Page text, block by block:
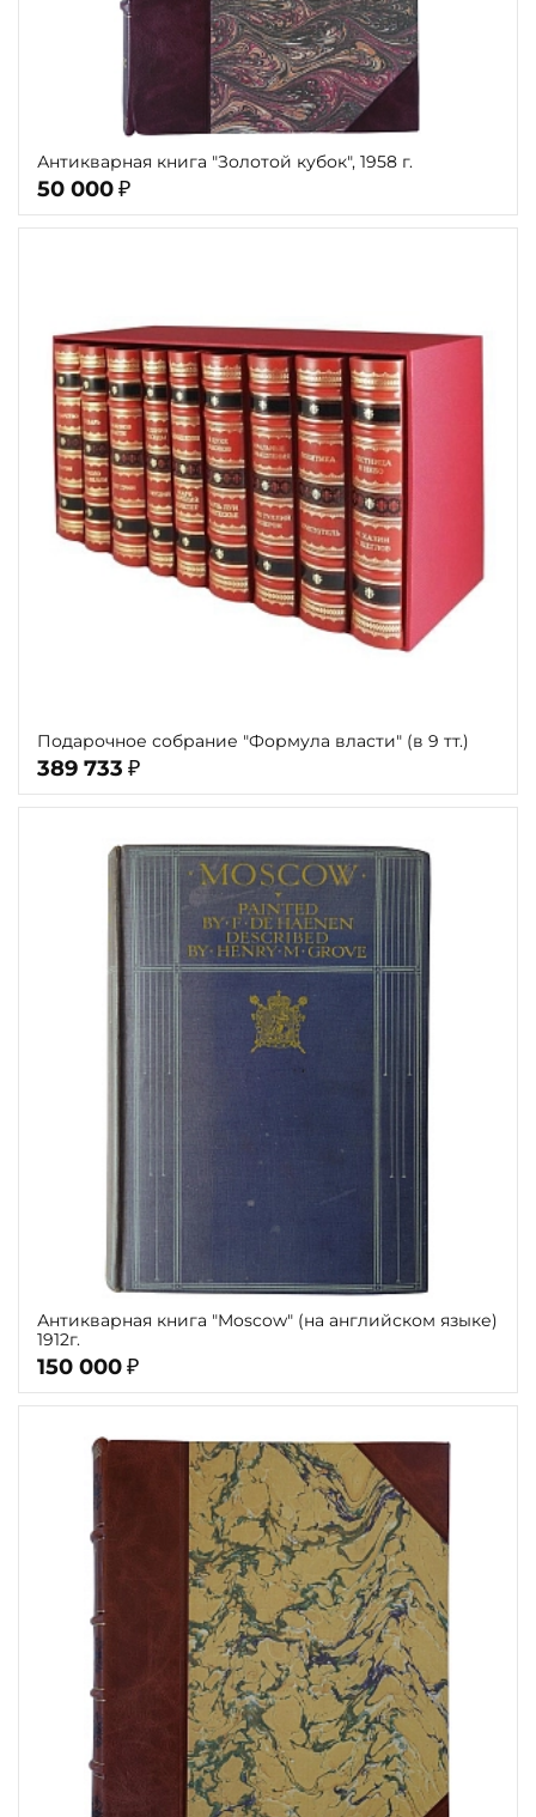
Антикварная книга "Золотой кубок", 1958 г.
50 000 ₽
Подарочное собрание "Формула власти" (в 9 тт.)
389 733 ₽
Антикварная книга "Moscow" (на английском языке)
1912г.
150 000 ₽